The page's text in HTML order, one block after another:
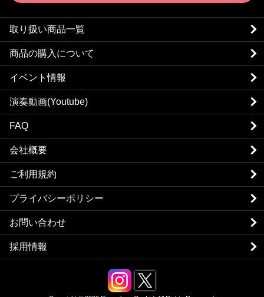
取り扱い商品一覧
商品の購入について
イベント情報
演奏動画(Youtube)
FAQ
会社概要
ご利用規約
プライバシーポリシー
お問い合わせ
採用情報